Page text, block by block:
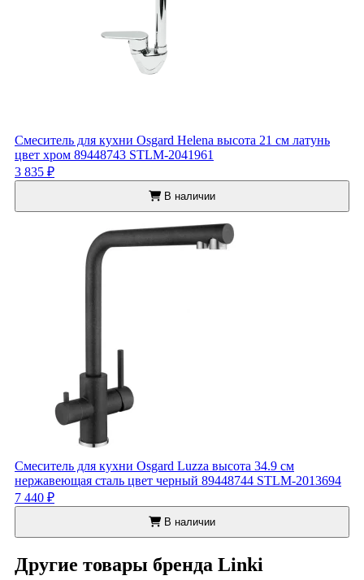
Смеситель для кухни Osgard Helena высота 21 см латунь
цвет хром 89448743 STLM-2041961
3 835 ₽
В наличии
Смеситель для кухни Osgard Luzza высота 34.9 см
нержавеющая сталь цвет черный 89448744 STLM-2013694
7 440 ₽
В наличии
Другие товары бренда Linki